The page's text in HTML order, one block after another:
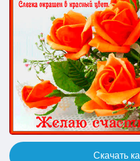
Скачать